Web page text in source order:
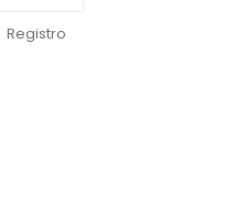
Registro